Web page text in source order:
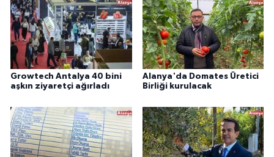
Growtech Antalya 40 bini
aşkın ziyaretçi ağırladı
Alanya'da Domates Üretici
Birliği kurulacak